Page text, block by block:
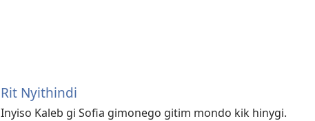
Rit Nyithindi
Inyiso Kaleb gi Sofia gimonego gitim mondo kik hinygi.